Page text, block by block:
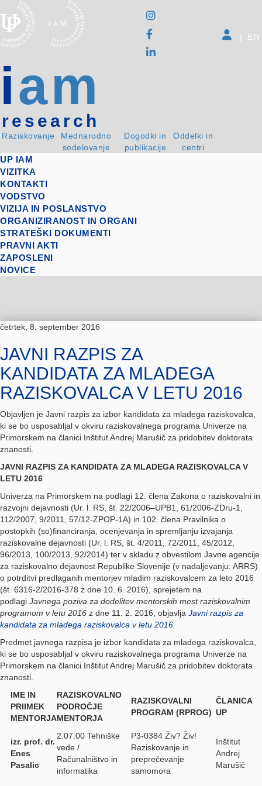
iam
research
Raziskovanje
Mednarodno
sodelovanje
Dogodki in
publikacije
Oddelki in
centri
| EN
UP IAM
VIZITKA
KONTAKTI
VODSTVO
VIZIJA IN POSLANSTVO
ORGANIZIRANOST IN ORGANI
STRATEŠKI DOKUMENTI
PRAVNI AKTI
ZAPOSLENI
NOVICE
četrtek, 8. september 2016
JAVNI RAZPIS ZA
KANDIDATA ZA MLADEGA
RAZISKOVALCA V LETU 2016
Objavljen je Javni razpis za izbor kandidata za mladega raziskovalca,
ki se bo usposabljal v okviru raziskovalnega programa Univerze na
Primorskem na članici Inštitut Andrej Marušič za pridobitev doktorata
znanosti.
JAVNI RAZPIS ZA KANDIDATA ZA MLADEGA RAZISKOVALCA V
LETU 2016
Univerza na Primorskem na podlagi 12. člena Zakona o raziskovalni in
razvojni dejavnosti (Ur. l. RS, št. 22/2006–UPB1, 61/2006-ZDru-1,
112/2007, 9/2011, 57/12-ZPOP-1A) in 102. člena Pravilnika o
postopkih (so)financiranja, ocenjevanja in spremljanju izvajanja
raziskovalne dejavnosti (Ur. l. RS, št. 4/2011, 72/2011, 45/2012,
96/2013, 100/2013, 92/2014) ter v skladu z obvestilom Javne agencije
za raziskovalno dejavnost Republike Slovenije (v nadaljevanju: ARRS)
o potrditvi predlaganih mentorjev mladim raziskovalcem za leto 2016
(št. 6316-2/2016-378 z dne 10. 6. 2016), sprejetem na
podlagi Javnega poziva za dodelitev mentorskih mest raziskovalnim
programom v letu 2016 z dne 11. 2. 2016, objavlja Javni razpis za
kandidata za mladega raziskovalca v letu 2016.
Predmet javnega razpisa je izbor kandidata za mladega raziskovalca,
ki se bo usposabljal v okviru raziskovalnega programa Univerze na
Primorskem na članici Inštitut Andrej Marušič za pridobitev doktorata
znanosti.
IME IN
PRIIMEK
MENTORJA
RAZISKOVALNO
PODROČJE
MENTORJA
RAZISKOVALNI
PROGRAM (RPROG)
ČLANICA
UP
izr. prof. dr.
Enes
Pasalic
2.07.00 Tehniške
vede /
Računalništvo in
informatika
P3-0384 Živ? Živ!
Raziskovanje in
preprečevanje
samomora
Inštitut
Andrej
Marušič